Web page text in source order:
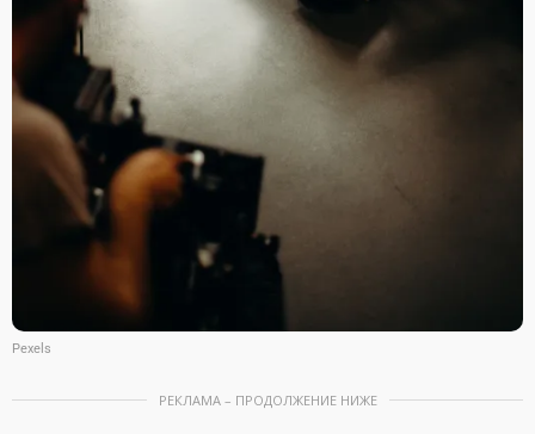
Pexels
РЕКЛАМА – ПРОДОЛЖЕНИЕ НИЖЕ